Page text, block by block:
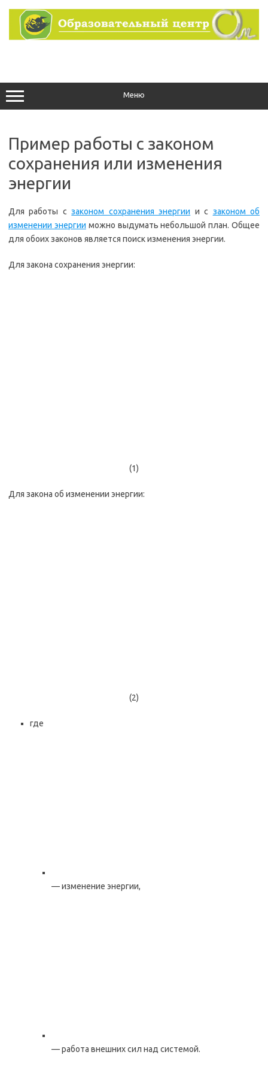
содержимому
Меню
Пример работы с законом
сохранения или изменения
энергии
Для работы сзаконом сохранения энергии и с законом об
изменении энергии можно выдумать небольшой план. Общее
для обоих законов является поиск изменения энергии.
Для закона сохранения энергии:
(1)
Для закона об изменении энергии:
(2)
где
— изменение энергии,
— работа внешних сил над системой.